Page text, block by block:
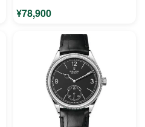
¥78,900